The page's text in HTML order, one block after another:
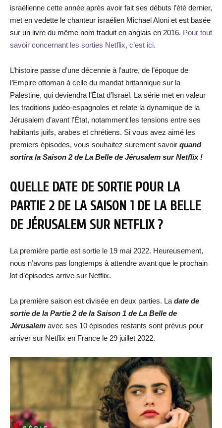
israélienne cette année après avoir fait ses débuts l’été dernier,
met en vedette le chanteur israélien Michael Aloni et est basée
sur un livre du même nom traduit en anglais en 2016. Pour tout
savoir concernant les sorties Netflix, c’est ici.
L’histoire passe d’une décennie à l’autre, de l’époque de
l’Empire ottoman à celle du mandat britannique sur la
Palestine, qui deviendra l’État d’Israël. La série met en valeur
les traditions judéo-espagnoles et relate la dynamique de la
Jérusalem d’avant l’État, notamment les tensions entre ses
habitants juifs, arabes et chrétiens. Si vous avez aimé les
premiers épisodes, vous souhaitez surement savoir quand
sortira la Saison 2 de La Belle de Jérusalem sur Netflix !
QUELLE DATE DE SORTIE POUR LA
PARTIE 2 DE LA SAISON 1 DE LA BELLE
DE JÉRUSALEM SUR NETFLIX ?
La première partie est sortie le 19 mai 2022. Heureusement,
nous n’avons pas longtemps à attendre avant que le prochain
lot d’épisodes arrive sur Netflix.
La première saison est divisée en deux parties. La date de
sortie de la Partie 2 de la Saison 1 de La Belle de
Jérusalem avec ses 10 épisodes restants sont prévus pour
arriver sur Netflix en France le 29 juillet 2022.